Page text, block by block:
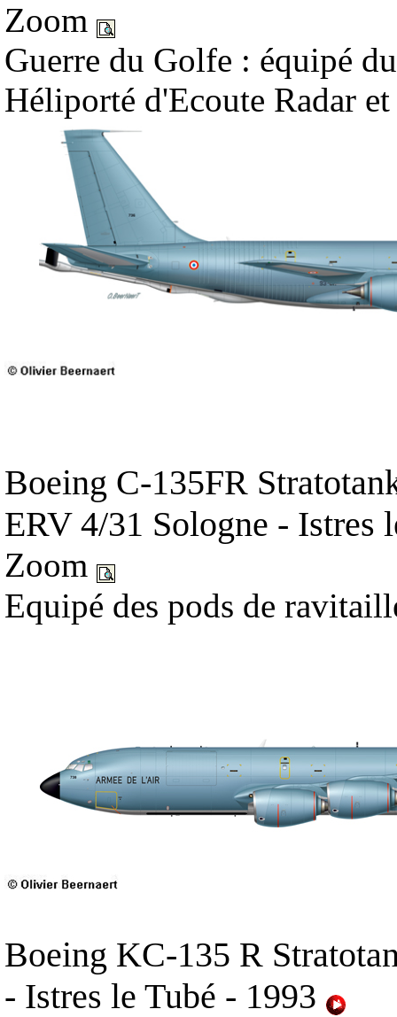
Zoom
Guerre du Golfe : équipé
Héliporté d'Ecoute Radar
Boeing C-135FR
ERV 4/31 Sologne - Istres
Zoom
Equipé des pods de
Boeing KC-135 R
- Istres le Tubé - 1993